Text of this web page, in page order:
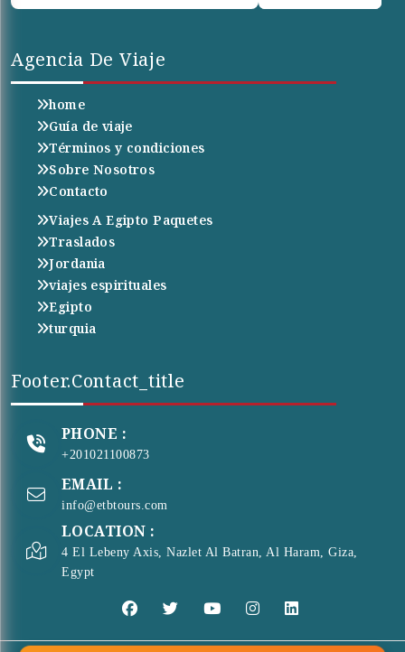
Agencia De Viaje
home
Guía de viaje
Términos y condiciones
Sobre Nosotros
Contacto
Viajes A Egipto Paquetes
Traslados
Jordania
viajes espirituales
Egipto
turquia
Footer.contact_title
PHONE :
+201021100873
EMAIL :
info@etbtours.com
LOCATION :
4 El Lebeny Axis, Nazlet Al Batran, Al Haram, Giza,
Egypt